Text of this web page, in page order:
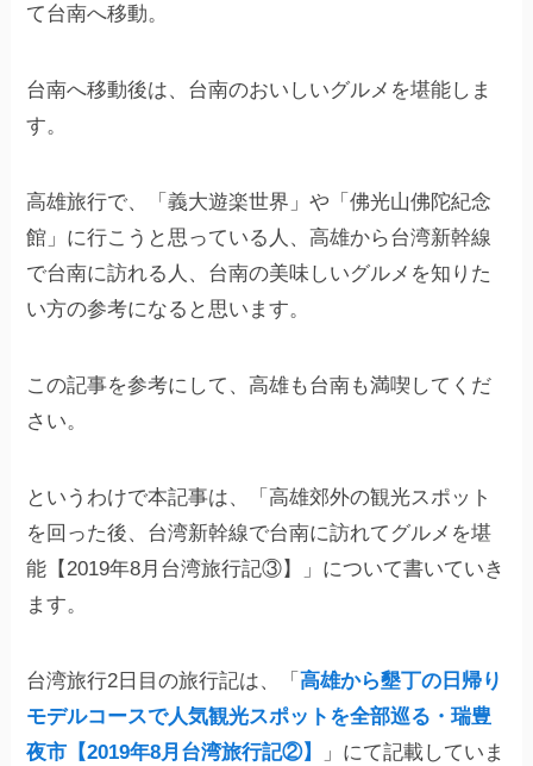
て台南へ移動。
台南へ移動後は、台南のおいしいグルメを堪能しま
す。
高雄旅行で、「義大遊楽世界」や「佛光山佛陀紀念
館」に行こうと思っている人、高雄から台湾新幹線
で台南に訪れる人、台南の美味しいグルメを知りた
い方の参考になると思います。
この記事を参考にして、高雄も台南も満喫してくだ
さい。
というわけで本記事は、「高雄郊外の観光スポット
を回った後、台湾新幹線で台南に訪れてグルメを堪
能【2019年8月台湾旅行記③】」について書いていき
ます。
台湾旅行2日目の旅行記は、「高雄から墾丁の日帰り
モデルコースで人気観光スポットを全部巡る・瑞豊
夜市【2019年8月台湾旅行記②】
」にて記載していま